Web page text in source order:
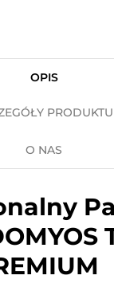
OPIS
PRODUKTU
O NAS